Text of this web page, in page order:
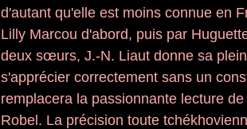
d'autant qu'elle est moins connue en
Lilly Marcou d'abord, puis par
deux sœurs, J.-N. Liaut donne sa
s'apprécier correctement sans un
remplacera la passionnante lecture
Robel. La précision toute